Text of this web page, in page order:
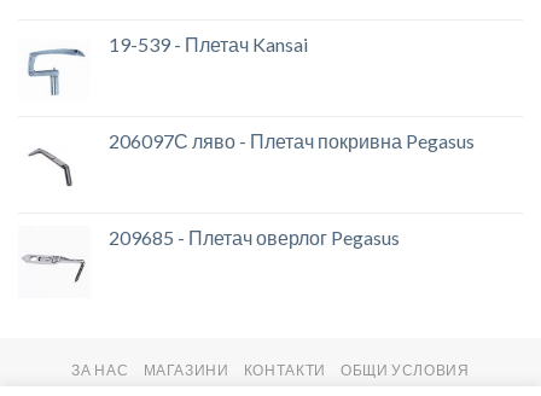
19-539 - Плетач Kansai
206097С ляво - Плетач покривна Pegasus
209685 - Плетач оверлог Pegasus
ЗА НАС МАГАЗИНИ КОНТАКТИ ОБЩИ УСЛОВИЯ